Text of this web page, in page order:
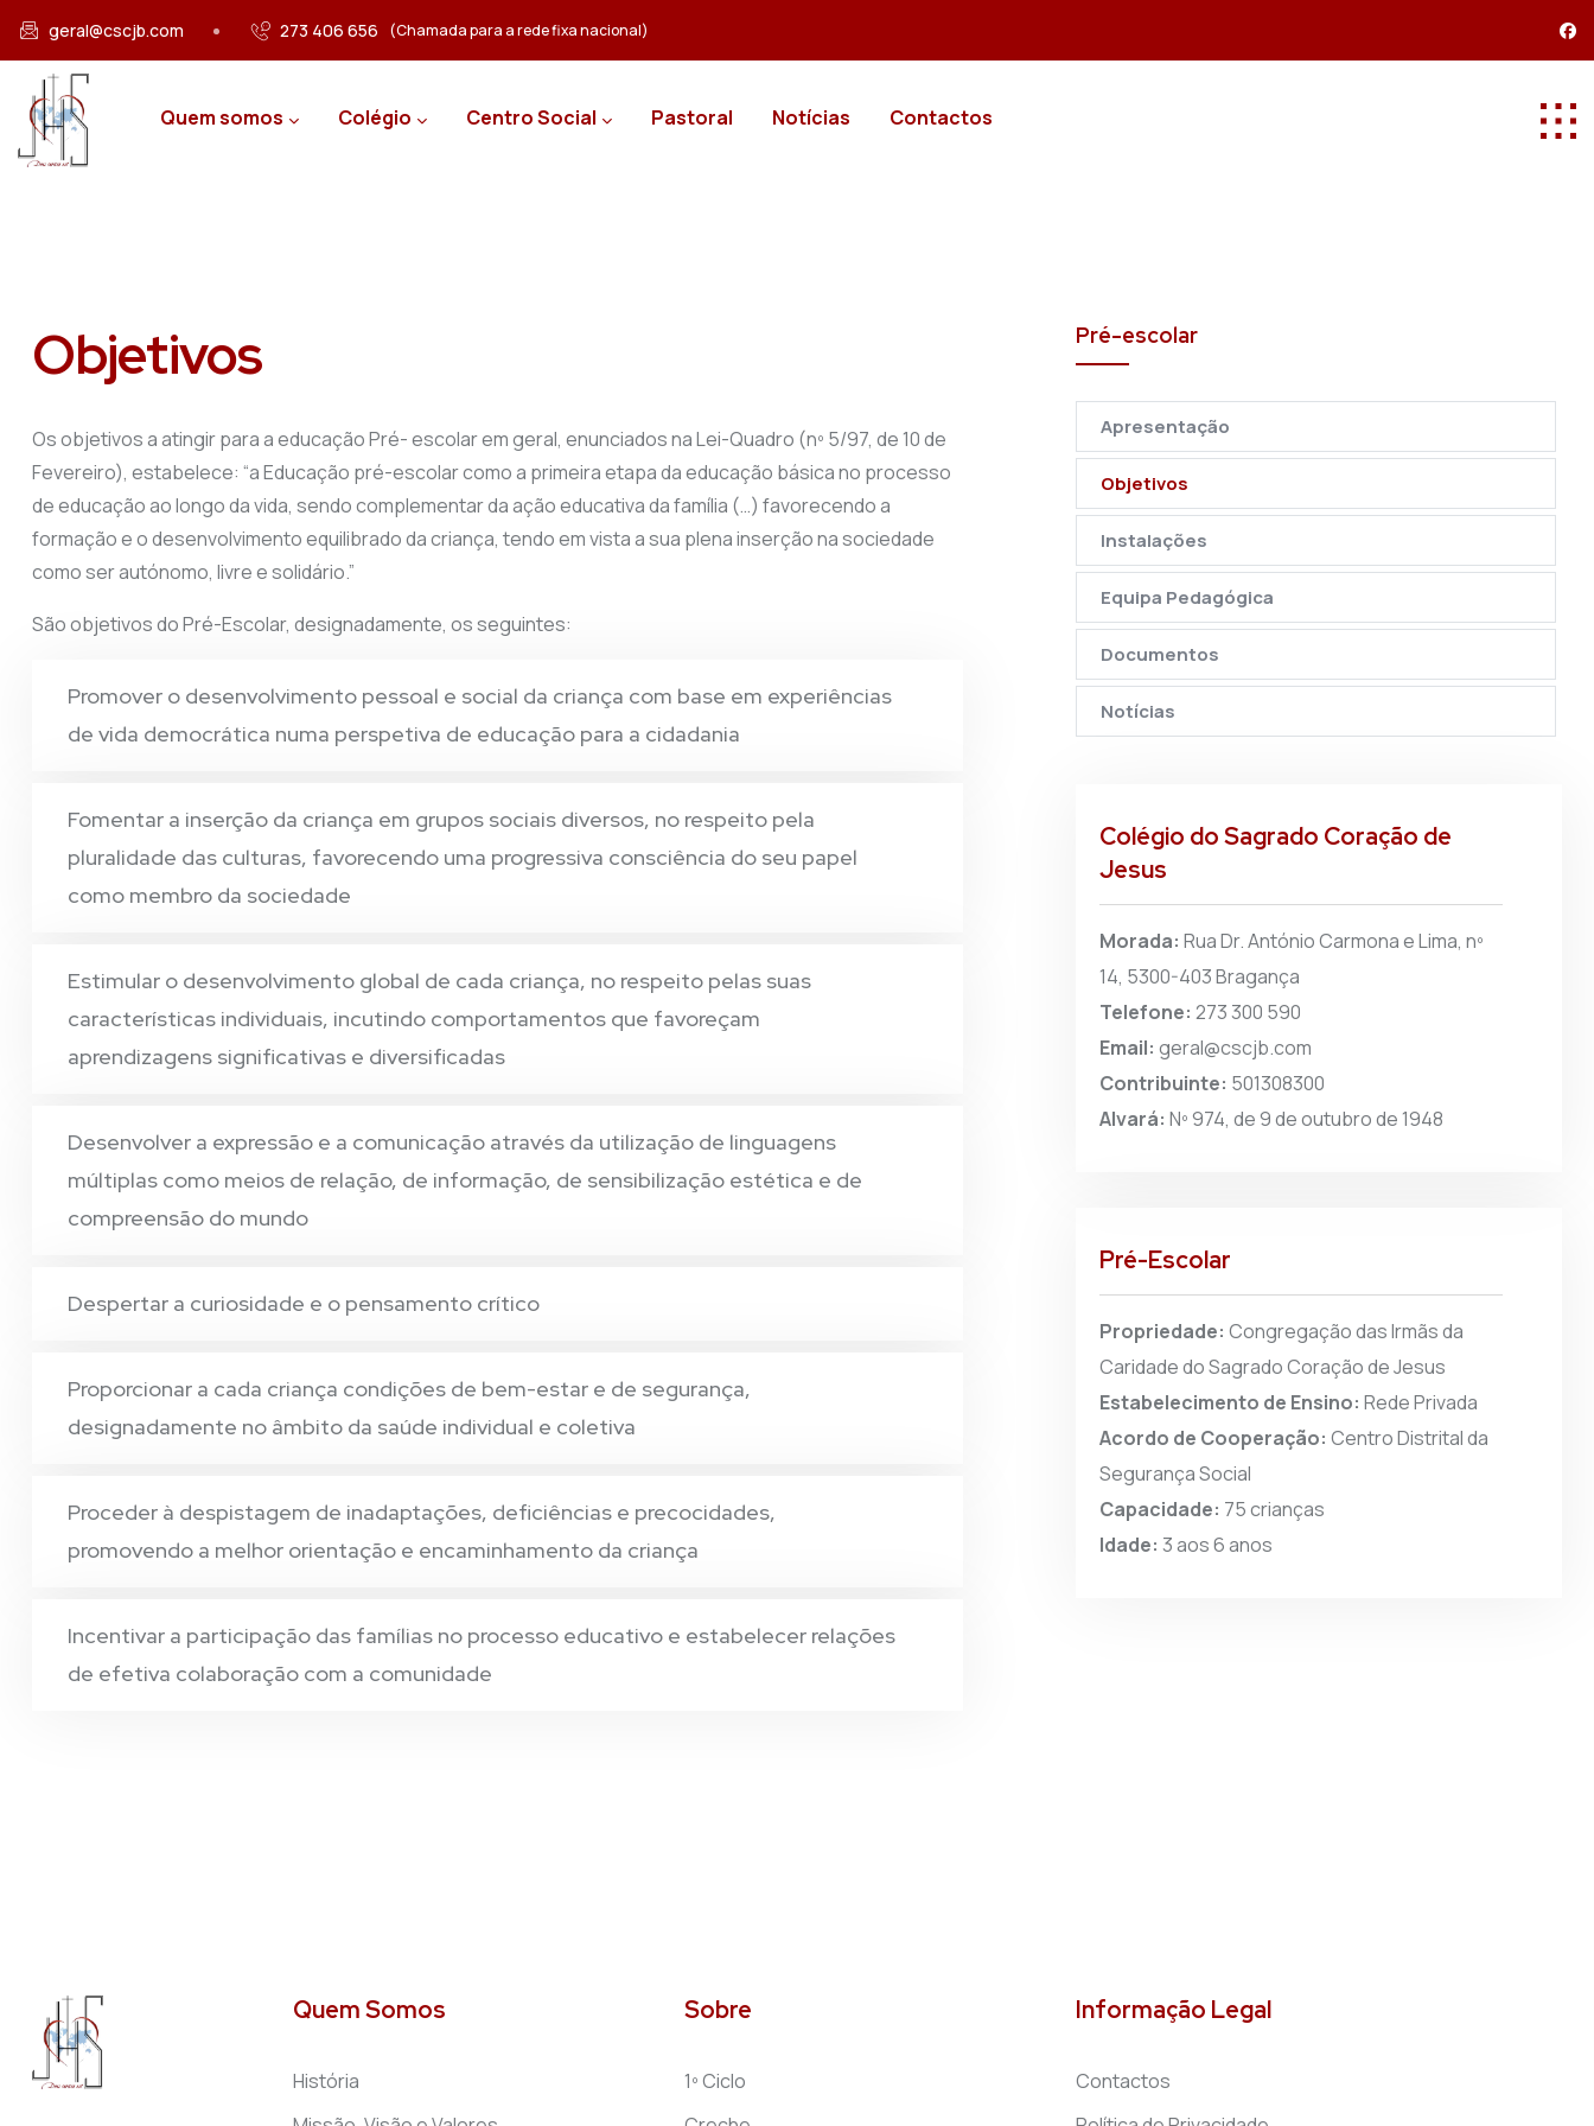
Passar para o conteúdo principal
geral@cscjb.com 273 406 656 (Chamada para a rede fixa nacional)
Quem somos Colégio Centro Social Pastoral Notícias Contactos
Objetivos
Os objetivos a atingir para a educação Pré- escolar em geral, enunciados na Lei-Quadro (nº 5/97, de 10 de
Fevereiro), estabelece: “a Educação pré-escolar como a primeira etapa da educação básica no processo
de educação ao longo da vida, sendo complementar da ação educativa da família (…) favorecendo a
formação e o desenvolvimento equilibrado da criança, tendo em vista a sua plena inserção na sociedade
como ser autónomo, livre e solidário.”
São objetivos do Pré-Escolar, designadamente, os seguintes:
Promover o desenvolvimento pessoal e social da criança com base em experiências
de vida democrática numa perspetiva de educação para a cidadania
Fomentar a inserção da criança em grupos sociais diversos, no respeito pela
pluralidade das culturas, favorecendo uma progressiva consciência do seu papel
como membro da sociedade
Estimular o desenvolvimento global de cada criança, no respeito pelas suas
características individuais, incutindo comportamentos que favoreçam
aprendizagens significativas e diversificadas
Desenvolver a expressão e a comunicação através da utilização de linguagens
múltiplas como meios de relação, de informação, de sensibilização estética e de
compreensão do mundo
Despertar a curiosidade e o pensamento crítico
Proporcionar a cada criança condições de bem-estar e de segurança,
designadamente no âmbito da saúde individual e coletiva
Proceder à despistagem de inadaptações, deficiências e precocidades,
promovendo a melhor orientação e encaminhamento da criança
Incentivar a participação das famílias no processo educativo e estabelecer relações
de efetiva colaboração com a comunidade
Pré-escolar
Apresentação
Objetivos
Instalações
Equipa Pedagógica
Documentos
Notícias
Colégio do Sagrado Coração de
Jesus
Morada: Rua Dr. António Carmona e Lima, nº
14, 5300-403 Bragança
Telefone: 273 300 590
Email: geral@cscjb.com
Contribuinte: 501308300
Alvará: Nº 974, de 9 de outubro de 1948
Pré-Escolar
Propriedade: Congregação das Irmãs da
Caridade do Sagrado Coração de Jesus
Estabelecimento de Ensino: Rede Privada
Acordo de Cooperação: Centro Distrital da
Segurança Social
Capacidade: 75 crianças
Idade: 3 aos 6 anos
Quem Somos
História
Sobre
1º Ciclo
Informação Legal
Contactos